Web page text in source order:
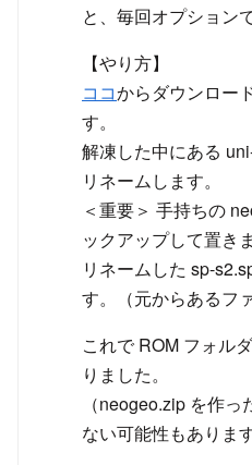
と、毎回オプション
【やり方】
ココからダウンロー
す。
解凍した中にある
リネームします。
＜重要＞ 手持ちの
ックアップして置きま
リネームした sp-
す。（元からあるフ
これで ROM フォル
りました。
（neogeo.zip を作
ない可能性もあります